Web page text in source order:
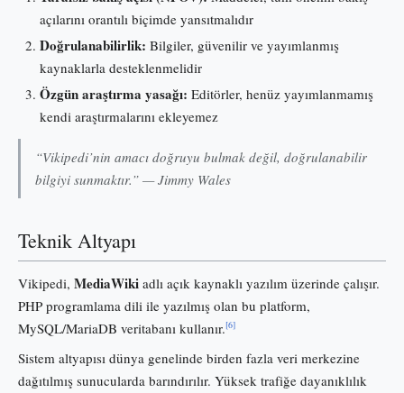
açılarını orantılı biçimde yansıtmalıdır
Doğrulanabilirlik: Bilgiler, güvenilir ve yayımlanmış
kaynaklarla desteklenmelidir
Özgün araştırma yasağı: Editörler, henüz yayımlanmamış
kendi araştırmalarını ekleyemez
“Vikipedi’nin amacı doğruyu bulmak değil, doğrulanabilir
bilgiyi sunmaktır.” — Jimmy Wales
Teknik Altyapı
Vikipedi, MediaWiki adlı açık kaynaklı yazılım üzerinde çalışır.
PHP programlama dili ile yazılmış olan bu platform,
MySQL/MariaDB veritabanı kullanır.[6]
Sistem altyapısı dünya genelinde birden fazla veri merkezine
dağıtılmış sunucularda barındırılır. Yüksek trafiğe dayanıklılık